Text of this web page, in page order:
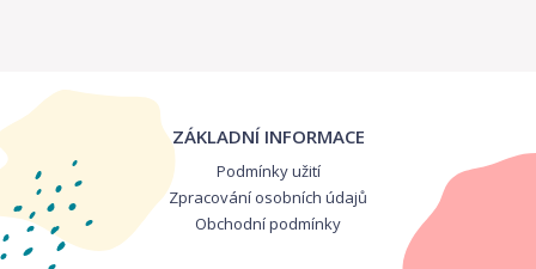
ZÁKLADNÍ INFORMACE
Podmínky užití
Zpracování osobních údajů
Obchodní podmínky